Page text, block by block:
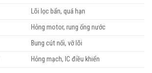
Lõi lọc bẩn, quá hạn
Hỏng motor, rung ống nước
Bung cút nối, vỡ lõi
Hỏng mạch, IC điều khiển